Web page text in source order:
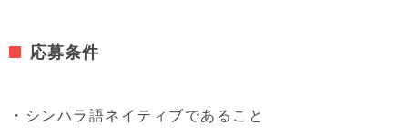
応募条件
・シンハラ語ネイティブであること